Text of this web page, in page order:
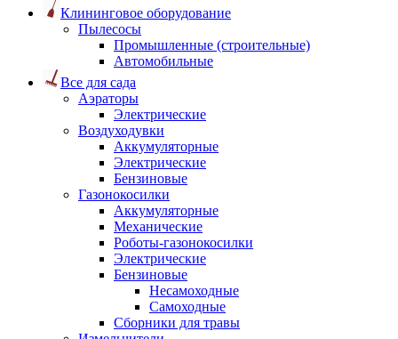
Клининговое оборудование
Пылесосы
Промышленные (строительные)
Автомобильные
Все для сада
Аэраторы
Электрические
Воздуходувки
Аккумуляторные
Электрические
Бензиновые
Газонокосилки
Аккумуляторные
Механические
Роботы-газонокосилки
Электрические
Бензиновые
Несамоходные
Самоходные
Сборники для травы